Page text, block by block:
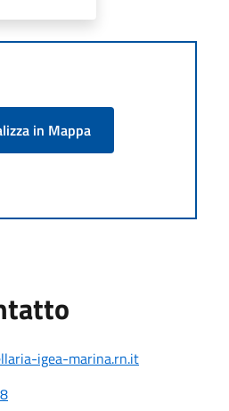
in Mappa
igea-marina.rn.it